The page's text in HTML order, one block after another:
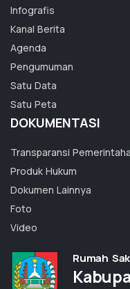
Infografis
Kanal Berita
Agenda
Pengumuman
Satu Data
Satu Peta
DOKUMENTASI
Transparansi
Produk Hukum
Dokumen Lainnya
Foto
Video
Rumah